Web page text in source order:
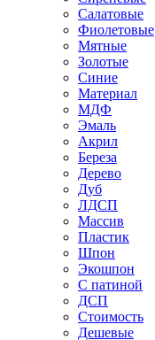
Салатовые
Фиолетовые
Мятные
Золотые
Синие
Материал
МДФ
Эмаль
Акрил
Береза
Дерево
Дуб
ЛДСП
Массив
Пластик
Шпон
Экошпон
С патиной
ДСП
Стоимость
Дешевые